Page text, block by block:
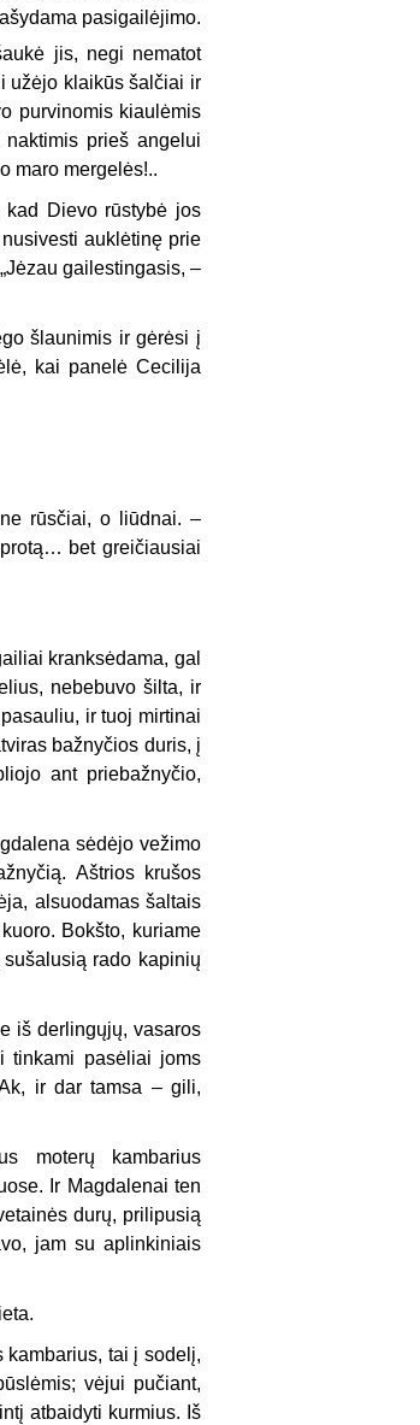
pasigailėjimo.
jis, negi nematot
užėjo klaikūs šalčiai ir
purvinomis kiaulėmis
prieš angelui
maro mergelės!..
Dievo rūstybė jos
auklėtinę prie
gailestingasis, –
šlaunimis ir gėrėsi į
kai panelė Cecilija
rūsčiai, o liūdnai. –
bet greičiausiai
kranksėdama, gal
nebebuvo šilta, ir
ir tuoj mirtinai
bažnyčios duris, į
ant priebažnyčio,
sėdėjo vežimo
Aštrios krušos
alsuodamas šaltais
Bokšto, kuriame
rado kapinių
iš derlingųjų, vasaros
tinkami pasėliai joms
ir dar tamsa – gili,
moterų kambarius
Ir Magdalenai ten
durų, prilipusią
jam su aplinkiniais
tai į sodelį,
vėjui pučiant,
atbaidyti kurmius. Iš